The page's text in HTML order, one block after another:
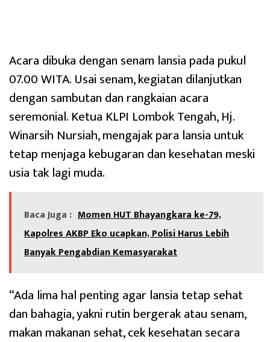
Acara dibuka dengan senam lansia pada pukul
07.00 WITA. Usai senam, kegiatan dilanjutkan
dengan sambutan dan rangkaian acara
seremonial. Ketua KLPI Lombok Tengah, Hj.
Winarsih Nursiah, mengajak para lansia untuk
tetap menjaga kebugaran dan kesehatan meski
usia tak lagi muda.
Baca Juga : Momen HUT Bhayangkara ke-79,
Kapolres AKBP Eko ucapkan, Polisi Harus Lebih
Banyak Pengabdian Kemasyarakat
“Ada lima hal penting agar lansia tetap sehat
dan bahagia, yakni rutin bergerak atau senam,
makan makanan sehat, cek kesehatan secara